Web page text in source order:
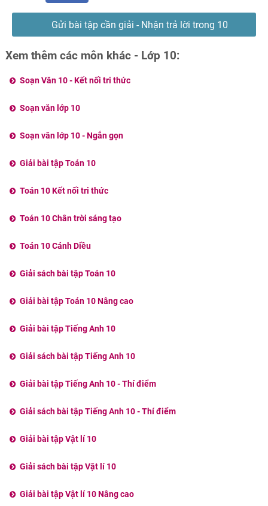
Gửi bài tập cần giải - Nhận trả lời trong 10
phút
Xem thêm các môn khác - Lớp 10:
Soạn Văn 10 - Kết nối tri thức
Soạn văn lớp 10
Soạn văn lớp 10 - Ngắn gọn
Giải bài tập Toán 10
Toán 10 Kết nối tri thức
Toán 10 Chân trời sáng tạo
Toán 10 Cánh Diều
Giải sách bài tập Toán 10
Giải bài tập Toán 10 Nâng cao
Giải bài tập Tiếng Anh 10
Giải sách bài tập Tiếng Anh 10
Giải bài tập Tiếng Anh 10 - Thí điểm
Giải sách bài tập Tiếng Anh 10 - Thí điểm
Giải bài tập Vật lí 10
Giải sách bài tập Vật lí 10
Giải bài tập Vật lí 10 Nâng cao